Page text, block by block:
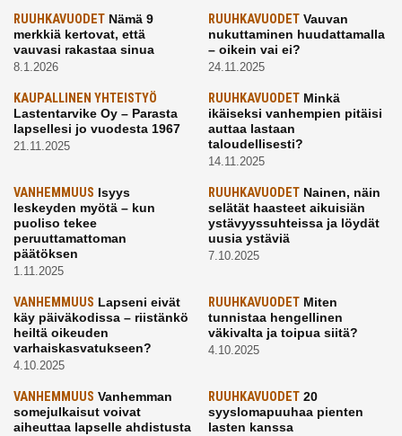
RUUHKAVUODET Nämä 9
merkkiä kertovat, että
vauvasi rakastaa sinua
8.1.2026
RUUHKAVUODETVauvan
nukuttaminen huudattamalla
– oikein vai ei?
24.11.2025
KAUPALLINEN YHTEISTYÖ
Lastentarvike Oy – Parasta
lapsellesi jo vuodesta 1967
21.11.2025
RUUHKAVUODETMinkä
ikäiseksi vanhempien pitäisi
auttaa lastaan
taloudellisesti?
14.11.2025
VANHEMMUUS Isyys
leskeyden myötä – kun
puoliso tekee
peruuttamattoman
päätöksen
1.11.2025
RUUHKAVUODETNainen, näin
selätät haasteet aikuisiän
ystävyyssuhteissa ja löydät
uusia ystäviä
7.10.2025
VANHEMMUUS Lapseni eivät
käy päiväkodissa – riistänkö
heiltä oikeuden
varhaiskasvatukseen?
4.10.2025
RUUHKAVUODETMiten
tunnistaa hengellinen
väkivalta ja toipua siitä?
4.10.2025
VANHEMMUUS Vanhemman
somejulkaisut voivat
aiheuttaa lapselle ahdistusta
RUUHKAVUODET20
syyslomapuuhaa pienten
lasten kanssa